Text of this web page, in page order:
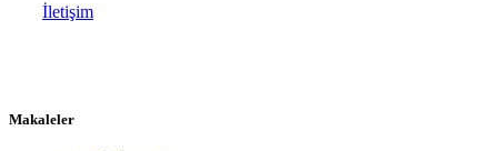
İletişim
Makaleler